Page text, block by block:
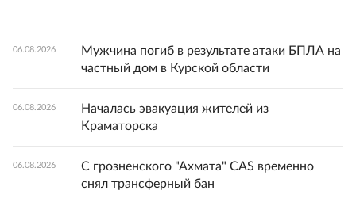
06.08.2026
Мужчина погиб в результате атаки БПЛА на
частный дом в Курской области
06.08.2026
Началась эвакуация жителей из
Краматорска
06.08.2026
С грозненского "Ахмата" CAS временно
снял трансферный бан